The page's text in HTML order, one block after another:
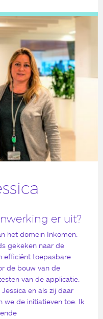
er uit?
het domein Inkomen.
gekeken naar de
efficiënt toepasbare
de bouw van de
van de applicatie.
en als zij daar
we de initiatieven toe. Ik